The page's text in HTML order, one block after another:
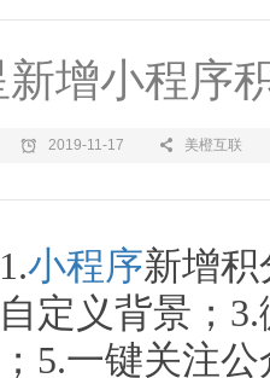
增小程序
2019-11-17 美橙互联
小程序新增
定义背景；
5.一键关注